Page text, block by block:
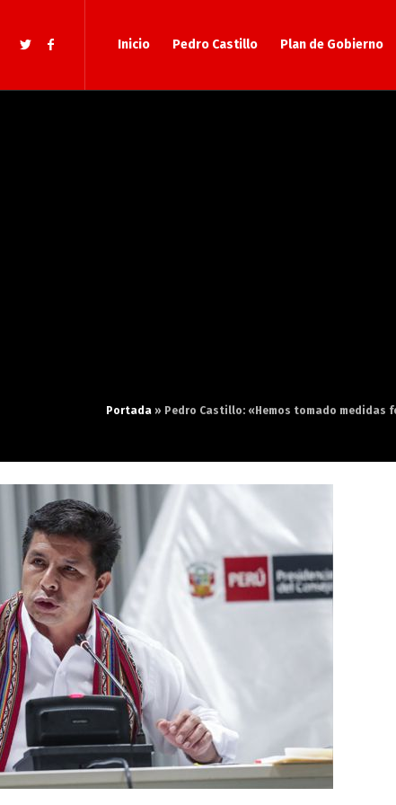
Inicio Pedro Castillo Plan de Gobierno
Portada » Pedro Castillo: «Hemos tomado